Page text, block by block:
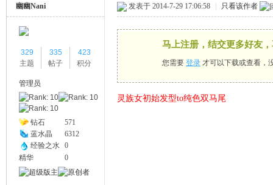
幽幽Nani
329
主题
335
帖子
423
积分
管理员
钻石
571
蓝水晶
6312
经验之水 0
精华
0
发表于 2014-7-29 17:06:58 只看该作者
马上注册，结交更多好友
您需要 登录 才可以下载或查看，
灵族女初始发型to纯色双马尾